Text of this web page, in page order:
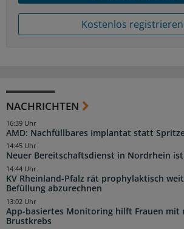
Kostenlos
NACHRICHTEN
AMD: Nachfüllbares Implantat statt
16:39 Uhr
Neuer Bereitschaftsdienst in Nordrhein ist
14:45 Uhr
KV Rheinland-Pfalz rät prophylaktisch
Befüllung abzurechnen
14:44 Uhr
App-basiertes Monitoring hilft Frauen mit
Brustkrebs
13:02 Uhr